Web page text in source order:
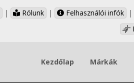
| Rólunk | Felhasználói infók |
Kezdőlap Márkák